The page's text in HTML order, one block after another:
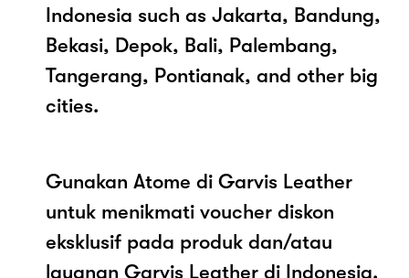
Indonesia such as Jakarta, Bandung,
Bekasi, Depok, Bali, Palembang,
Tangerang, Pontianak, and other big
cities.
Gunakan Atome di Garvis Leather
untuk menikmati voucher diskon
eksklusif pada produk dan/atau
layanan Garvis Leather di Indonesia.